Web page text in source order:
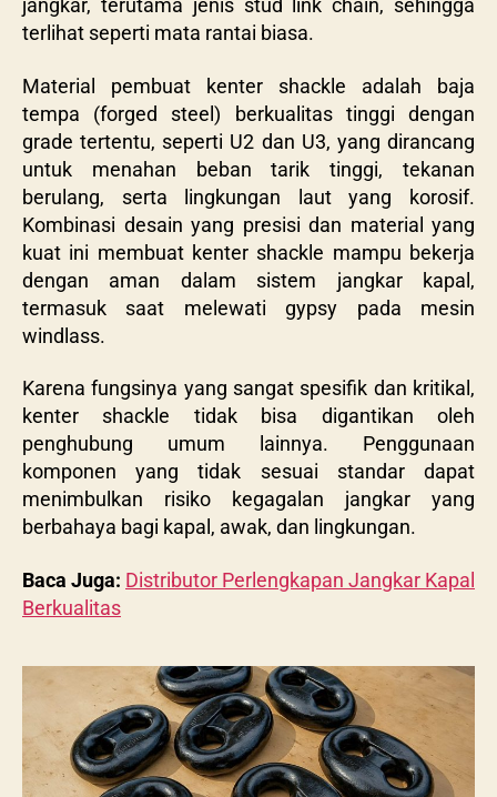
jangkar, terutama jenis stud link chain, sehingga
terlihat seperti mata rantai biasa.
Material pembuat kenter shackle adalah baja
tempa (forged steel) berkualitas tinggi dengan
grade tertentu, seperti U2 dan U3, yang dirancang
untuk menahan beban tarik tinggi, tekanan
berulang, serta lingkungan laut yang korosif.
Kombinasi desain yang presisi dan material yang
kuat ini membuat kenter shackle mampu bekerja
dengan aman dalam sistem jangkar kapal,
termasuk saat melewati gypsy pada mesin
windlass.
Karena fungsinya yang sangat spesifik dan kritikal,
kenter shackle tidak bisa digantikan oleh
penghubung umum lainnya. Penggunaan
komponen yang tidak sesuai standar dapat
menimbulkan risiko kegagalan jangkar yang
berbahaya bagi kapal, awak, dan lingkungan.
Baca Juga: Distributor Perlengkapan Jangkar Kapal
Berkualitas